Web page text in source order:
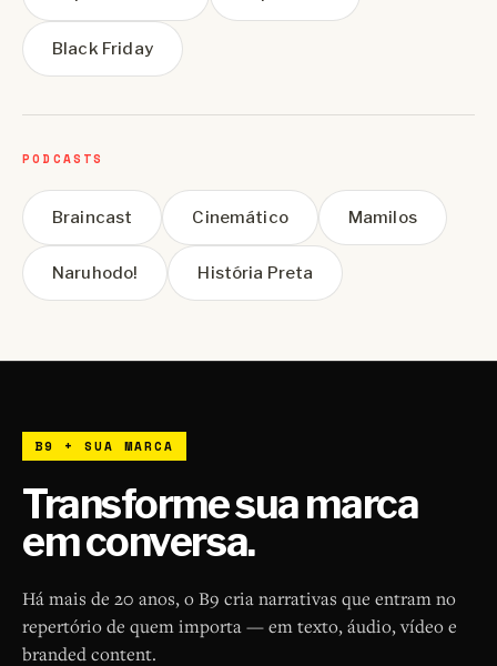
Black Friday
PODCASTS
Braincast Cinemático Mamilos
Naruhodo! História Preta
B9 + SUA MARCA
Transforme sua marca
em conversa.
Há mais de 20 anos, o B9 cria narrativas que entram no
repertório de quem importa — em texto, áudio, vídeo e
branded content.